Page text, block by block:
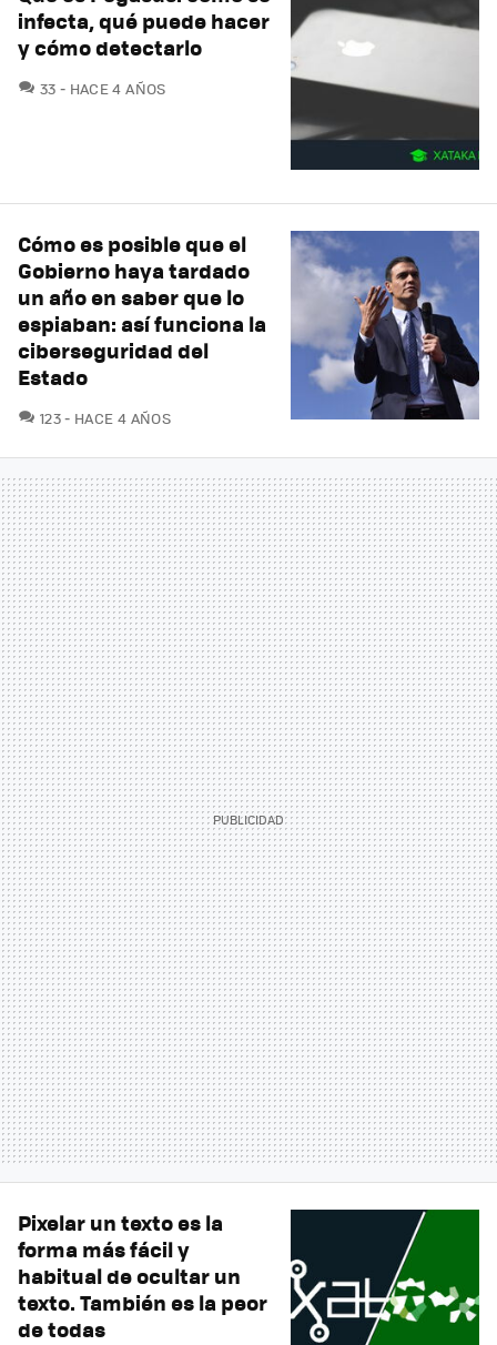
infecta, qué puede hacer
y cómo detectarlo
33 COMENTARIOS
HACE 4 AÑOS
Cómo es posible que el
Gobierno haya tardado
un año en saber que lo
espiaban: así funciona la
ciberseguridad del
Estado
123COMENTARIOS
HACE 4 AÑOS
Pixelar un texto es la
forma más fácil y
habitual de ocultar un
texto. También es la peor
de todas